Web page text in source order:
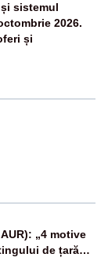
sistemul
2026.
și
„4 motive
de țară